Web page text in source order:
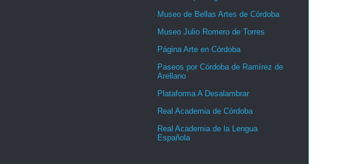
Museo de Bellas Artes de Córdoba
Museo Julio Romero de Torres
Página Arte en Córdoba
Paseos por Córdoba de Ramírez de
Arellano
Plataforma A Desalambrar
Real Academia de Córdoba
Real Academia de la Lengua
Española